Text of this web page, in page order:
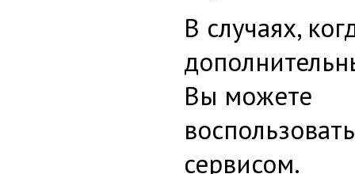
В случаях,
Вы можете
сервисом.